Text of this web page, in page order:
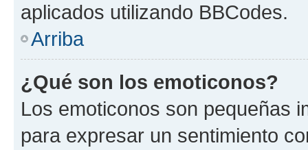
aplicados utilizando BBCodes.
Arriba
¿Qué son los emoticonos?
Los emoticonos son pequeñas
para expresar un sentimiento